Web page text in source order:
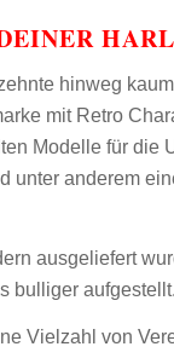
hinweg
mit Retro
Modelle für die
unter anderem
ausgeliefert
bulliger aufgestellt.
Vielzahl von